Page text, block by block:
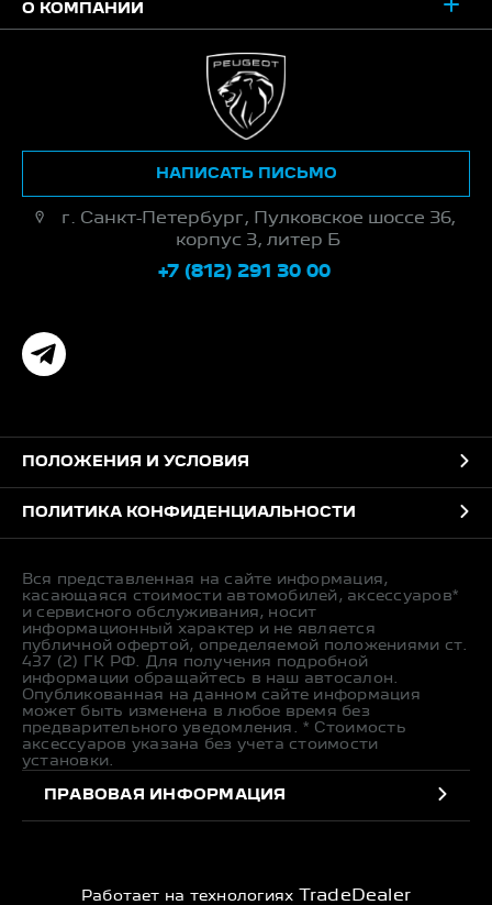
О КОМПАНИИ
г. Санкт-Петербург, Пулковское шоссе 36,
корпус 3, литер Б
+7 (812) 291 30 00
НАПИСАТЬ ПИСЬМО
ПОЛОЖЕНИЯ И УСЛОВИЯ
ПОЛИТИКА КОНФИДЕНЦИАЛЬНОСТИ
Вся представленная на сайте информация,
касающаяся стоимости автомобилей, аксессуаров*
и сервисного обслуживания, носит
информационный характер и не является
публичной офертой, определяемой положениями ст.
437 (2) ГК РФ. Для получения подробной
информации обращайтесь в наш автосалон.
Опубликованная на данном сайте информация
может быть изменена в любое время без
предварительного уведомления. * Стоимость
аксессуаров указана без учета стоимости
установки.
ПРАВОВАЯ ИНФОРМАЦИЯ
Работает на технологиях TradeDealer